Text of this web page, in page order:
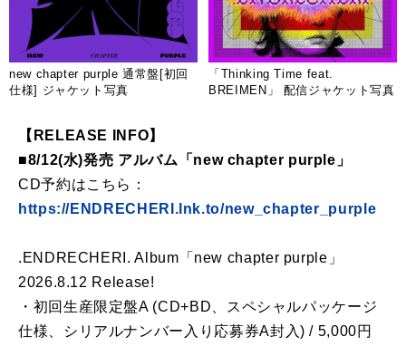
new chapter purple 通常盤[初回
仕様] ジャケット写真
「Thinking Time feat.
BREIMEN」 配信ジャケット写真
【RELEASE INFO】
■8/12(水)発売 アルバム「new chapter purple」
CD予約はこちら：
https://ENDRECHERI.lnk.to/new_chapter_purple
.ENDRECHERI. Album「new chapter purple」
2026.8.12 Release!
・初回生産限定盤A (CD+BD、スペシャルパッケージ
仕様、シリアルナンバー入り応募券A封入) / 5,000円